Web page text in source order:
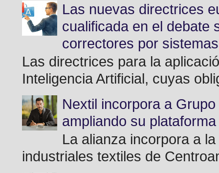
Las nuevas directrices
cualificada en el debate
correctores por
Las directrices para la
Inteligencia Artificial, cuyas
Nextil incorpora a
ampliando su
La alianza incorpora a
industriales textiles de